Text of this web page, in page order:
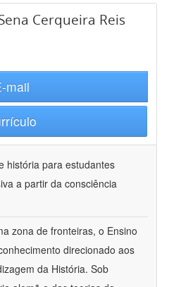
Cerqueira Reis
mail
história para estudantes
a partir da consciência
zona de fronteiras, o Ensino
direcionado aos
da História. Sob